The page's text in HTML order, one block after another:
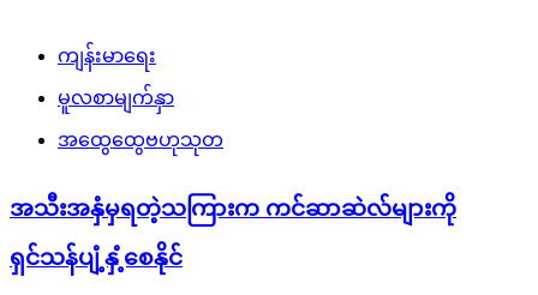
ကျန်းမာရေး
မူလစာမျက်နှာ
အထွေထွေဗဟုသုတ
အသီးအနှံမှရတဲ့သကြားက ကင်ဆာဆဲလ်များကို
ရှင်သန်ပျံ့နှံ့စေနိုင်